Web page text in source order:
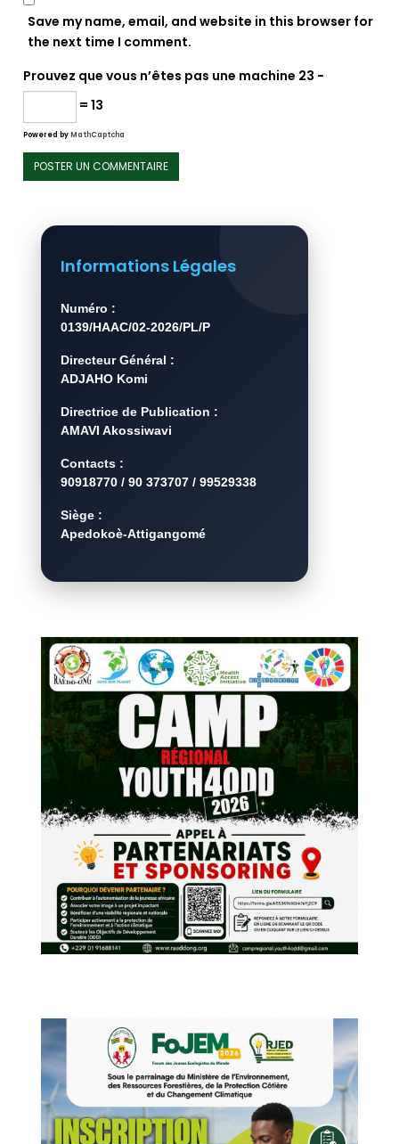
Save my name, email, and website in this browser for
the next time I comment.
Prouvez que vous n’êtes pas une machine 23 −
= 13
Powered byMathCaptcha
Informations Légales
Numéro :
0139/HAAC/02-2026/PL/P
Directeur Général :
ADJAHO Komi
Directrice de Publication :
AMAVI Akossiwavi
Contacts :
90918770 / 90 373707 / 99529338
Siège :
Apedokoè-Attigangomé